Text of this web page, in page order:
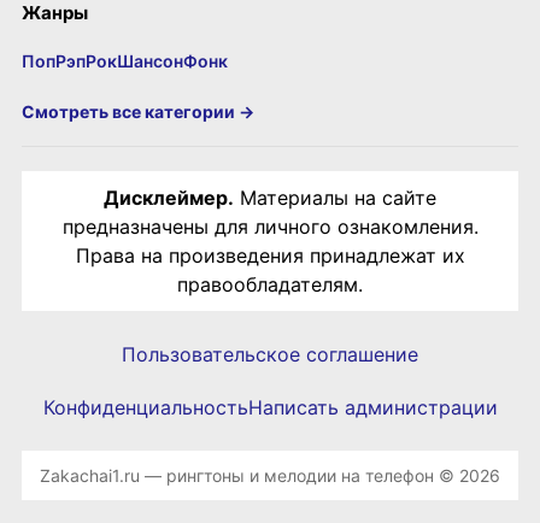
Жанры
ПопРэпРокШансонФонк
Смотреть все категории →
Дисклеймер. Материалы на сайте
предназначены для личного ознакомления.
Права на произведения принадлежат их
правообладателям.
Пользовательское соглашение
КонфиденциальностьНаписать администрации
Zakachai1.ru — рингтоны и мелодии на телефон © 2026